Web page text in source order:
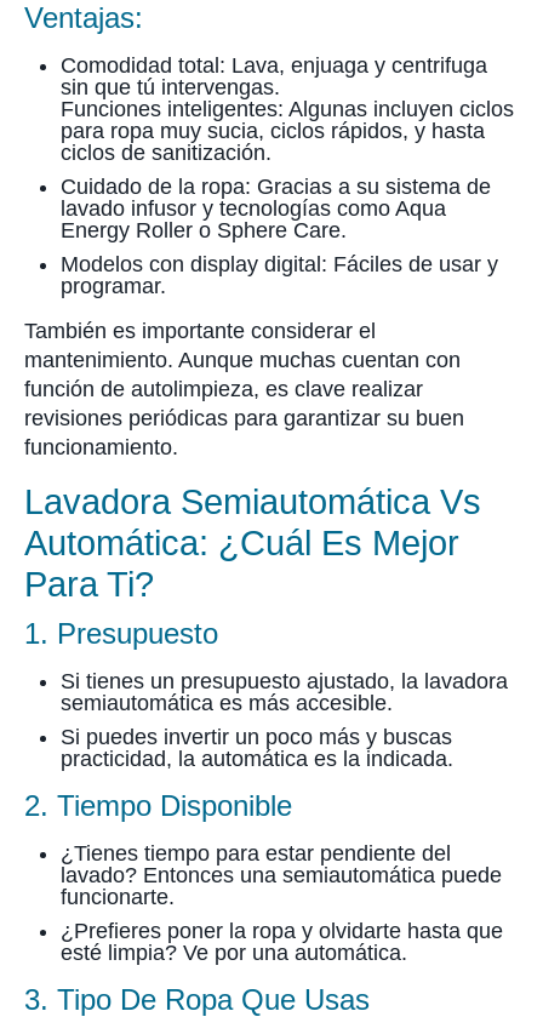
Ventajas:
Comodidad total: Lava, enjuaga y centrifuga
sin que tú intervengas.
Funciones inteligentes: Algunas incluyen ciclos
para ropa muy sucia, ciclos rápidos, y hasta
ciclos de sanitización.
Cuidado de la ropa: Gracias a su sistema de
lavado infusor y tecnologías como Aqua
Energy Roller o Sphere Care.
Modelos con display digital: Fáciles de usar y
programar.
También es importante considerar el
mantenimiento. Aunque muchas cuentan con
función de autolimpieza, es clave realizar
revisiones periódicas para garantizar su buen
funcionamiento.
Lavadora Semiautomática Vs
Automática: ¿cuál Es Mejor
Para Ti?
1. Presupuesto
Si tienes un presupuesto ajustado, la lavadora
semiautomática es más accesible.
Si puedes invertir un poco más y buscas
practicidad, la automática es la indicada.
2. Tiempo Disponible
¿Tienes tiempo para estar pendiente del
lavado? Entonces una semiautomática puede
funcionarte.
¿Prefieres poner la ropa y olvidarte hasta que
esté limpia? Ve por una automática.
3. Tipo De Ropa Que Usas